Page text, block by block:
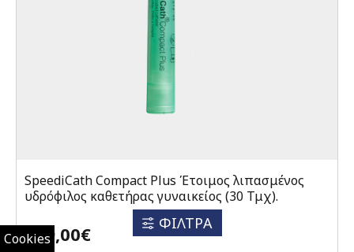
Cookies
SpeediCath Compact Plus Έτοιμος λιπασμένος
υδρόφιλος καθετήρας γυναικείος (30 Τμχ).
139,00€ ΦΙΛΤΡΑ